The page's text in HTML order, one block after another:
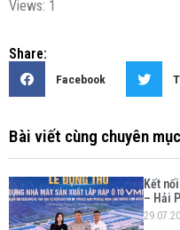
Views: 1
Share:
Facebook
Bài viết cùng chuyên mục
Kết
– Hải